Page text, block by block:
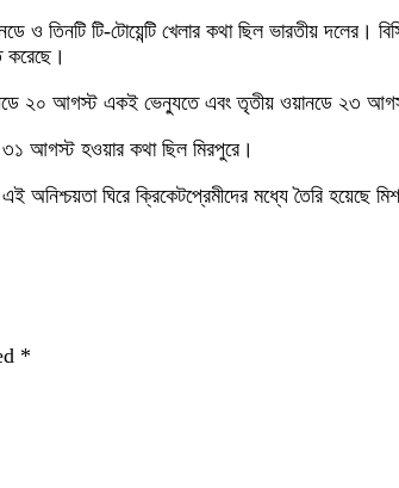
ও তিনটি টি-টোয়েন্টি খেলার কথা ছিল ভারতীয়
করেছে।
২০ আগস্ট একই ভেন্যুতে এবং তৃতীয় ওয়ানডে ২৩ আগস্ট
৩১ আগস্ট হওয়ার কথা ছিল মিরপুরে।
ঘিরে ক্রিকেটপ্রেমীদের মধ্যে তৈরি হয়েছে
*